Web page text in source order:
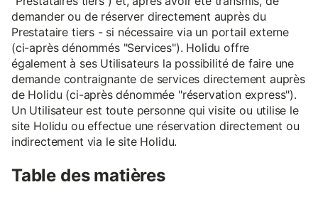
demander ou de réserver directement auprès du
Prestataire tiers - si nécessaire via un portail externe
(ci-après dénommés "Services"). Holidu offre
également à ses Utilisateurs la possibilité de faire une
demande contraignante de services directement auprès
de Holidu (ci-après dénommée "réservation express").
Un Utilisateur est toute personne qui visite ou utilise le
site Holidu ou effectue une réservation directement ou
indirectement via le site Holidu.
Table des matières